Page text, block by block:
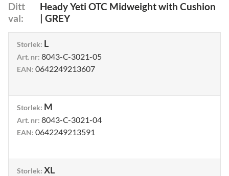
Ditt
val:
Heady Yeti OTC Midweight with Cushion
|GREY
Storlek: L
Art. nr: 8043-C-3021-05
EAN: 0642249213607
Storlek: M
Art. nr: 8043-C-3021-04
EAN: 0642249213591
Storlek: XL